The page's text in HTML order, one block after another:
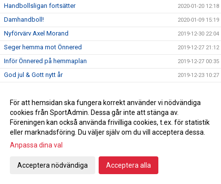
Handbollsligan fortsätter 2020-01-20 12:18
Damhandboll! 2020-01-09 15:19
Nyförvärv Axel Morand 2019-12-30 22:04
Seger hemma mot Önnered 2019-12-27 21:12
Inför Önnered på hemmaplan 2019-12-27 00:35
God jul & Gott nytt år 2019-12-23 10:27
Svenska mästarna gästar Ystad Arena 2019-12-18
Vi söker ny kanslist 2019-12-16 23:50
En julhälsning från en utav våra sponsorer 2019-12-16 17:37
Vinst mot Önnered
Inför bortamatch mot Önnereds HK
Förmån på hotellnätter
För att hemsidan ska fungera korrekt använder vi nödvändiga
cookies från SportAdmin. Dessa går inte att stänga av.
Föreningen kan också använda frivilliga cookies, t.ex. för statistik
eller marknadsföring. Du väljer själv om du vill acceptera dessa.
Anpassa dina val
Acceptera nödvändiga Acceptera alla